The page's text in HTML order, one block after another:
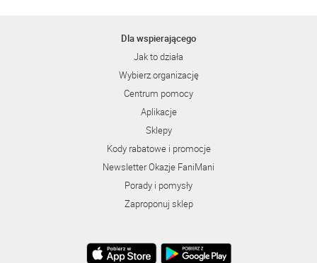
Dla wspierającego
Jak to działa
Wybierz organizację
Centrum pomocy
Aplikacje
Sklepy
Kody rabatowe i promocje
Newsletter Okazje FaniMani
Porady i pomysły
Zaproponuj sklep